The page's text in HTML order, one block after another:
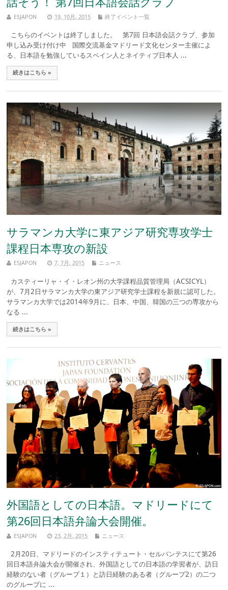
ESJAPON 19, 10月, 2015 終了イベント一覧
こちらのイベントは終了しました。 第7回 日本語会話クラブ、参加
申し込み受け付け中 国際交流基金マドリード文化センター主催によ
る、日本語を勉強しているスペイン人とネイティブ日本人 ...
続きはこちら »
サラマンカ大学に東アジア研究専攻学士
課程日本専攻の新設
ESJAPON 7, 7月, 2015 ニュース
カスティーリャ・イ・レオン州の大学課程品質管理局（ACSICYL）
が、7月2日サラマンカ大学の東アジア研究学士課程を新規に認可した。
サラマンカ大学では2014年9月に、日本、中国、韓国の三つの専攻から
なる ...
続きはこちら »
外国語としての日本語。マドリードにて
第26回日本語弁論大会開催。
ESJAPON 23, 2月, 2015 ニュース
2月20日、マドリードのインスティテュート・セルバンテスにて第26
回日本語弁論大会が開催され、外国語としての日本語の学習者が、訪日
経験のない者（グループ１）と訪日経験のある者（グループ2）の二つ
のグループに ...